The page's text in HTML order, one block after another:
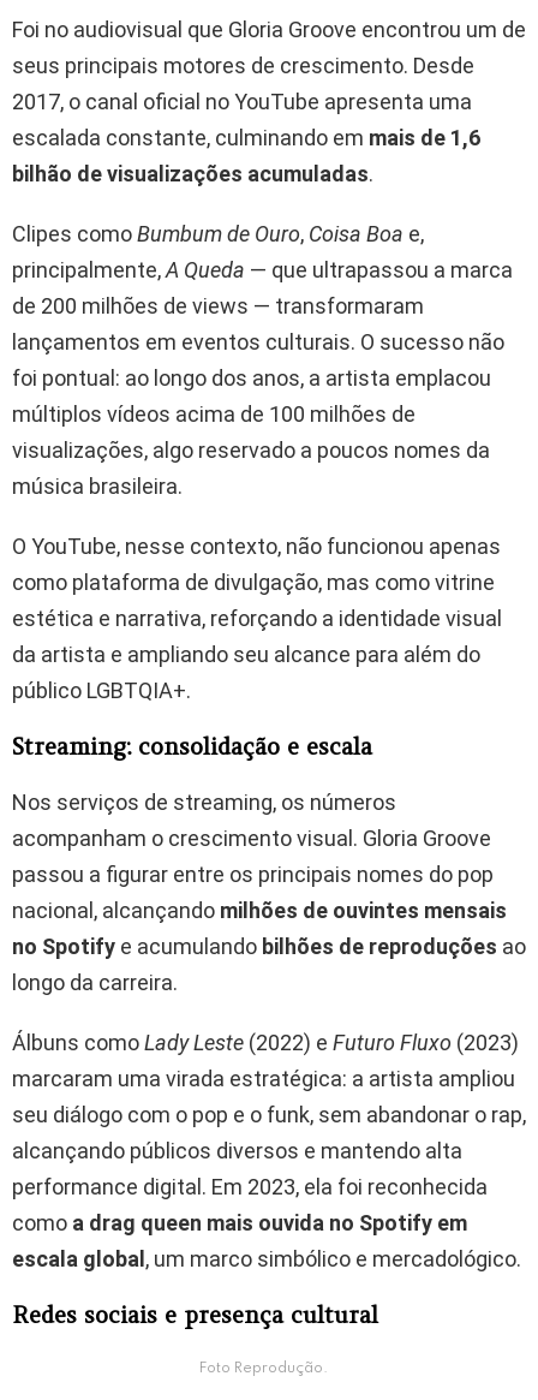
Foi no audiovisual que Gloria Groove encontrou um de
seus principais motores de crescimento. Desde
2017, o canal oficial no YouTube apresenta uma
escalada constante, culminando em mais de 1,6
bilhão de visualizações acumuladas.
Clipes comoBumbum de Ouro, Coisa Boa e,
principalmente,A Queda — que ultrapassou a marca
de 200 milhões de views — transformaram
lançamentos em eventos culturais. O sucesso não
foi pontual: ao longo dos anos, a artista emplacou
múltiplos vídeos acima de 100 milhões de
visualizações, algo reservado a poucos nomes da
música brasileira.
O YouTube, nesse contexto, não funcionou apenas
como plataforma de divulgação, mas como vitrine
estética e narrativa, reforçando a identidade visual
da artista e ampliando seu alcance para além do
público LGBTQIA+.
Streaming: consolidação e escala
Nos serviços de streaming, os números
acompanham o crescimento visual. Gloria Groove
passou a figurar entre os principais nomes do pop
nacional, alcançando milhões de ouvintes mensais
no Spotify e acumulando bilhões de reproduções ao
longo da carreira.
Álbuns comoLady Leste (2022) e Futuro Fluxo (2023)
marcaram uma virada estratégica: a artista ampliou
seu diálogo com o pop e o funk, sem abandonar o rap,
alcançando públicos diversos e mantendo alta
performance digital. Em 2023, ela foi reconhecida
como a drag queen mais ouvida no Spotify em
escala global, um marco simbólico e mercadológico.
Redes sociais e presença cultural
Foto Reprodução.